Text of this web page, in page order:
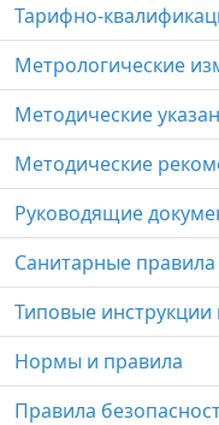
Тарифно-
Метрологические
Методические
Методические
Руководящие
Санитарные правила
Типовые инструкции
Нормы и правила
Правила